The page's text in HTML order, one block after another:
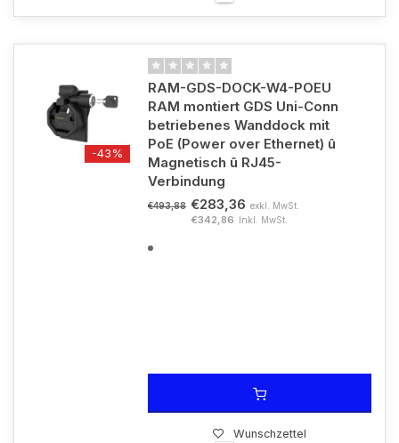
-43%
RAM-GDS-DOCK-W4-POEU
RAM montiert GDS Uni-Conn
betriebenes Wanddock mit
PoE (Power over Ethernet) û
Magnetisch û RJ45-
Verbindung
€493,88 €283,36 exkl. MwSt.
€342,86 Inkl. MwSt.
Wunschzettel